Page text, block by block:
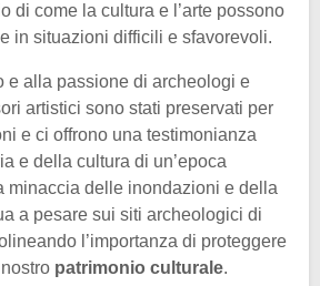
di come la cultura e l’arte possono
in situazioni difficili e sfavorevoli.
e alla passione di archeologi e
artistici sono stati preservati per
e ci offrono una testimonianza
e della cultura di un’epoca
minaccia delle inondazioni e della
a pesare sui siti archeologici di
l’importanza di proteggere
patrimonio culturale.